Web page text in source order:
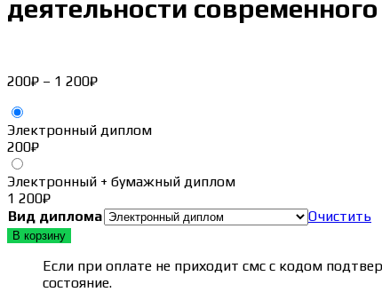
деятельности
200₽ – 1 200₽Диапазон
–
Электронный диплом
200₽
Электронный + бумажный диплом
1 200₽
Вид диплома
Очистить
В корзину
Если при оплате не приходит смс с кодом
состояние.